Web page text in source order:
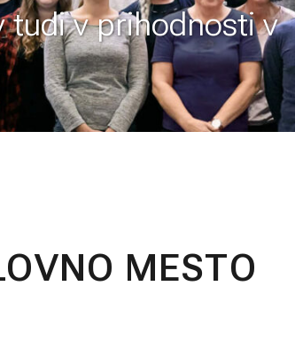
tudi v prihodnosti v
MESTO